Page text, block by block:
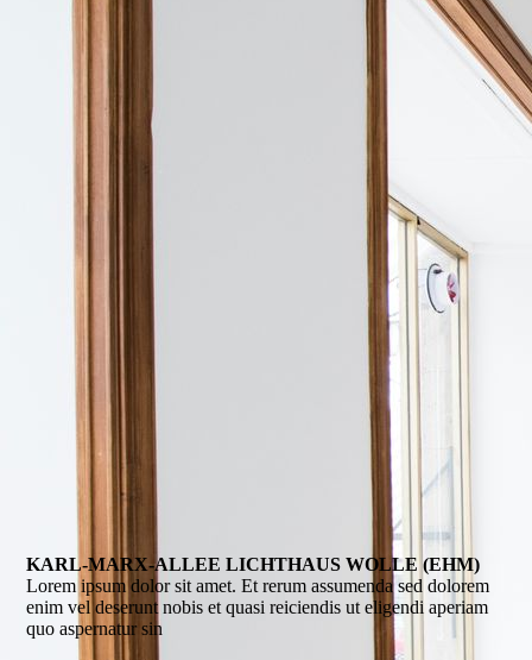
KARL-MARX-ALLEE LICHTHAUS WOLLE (EHM)
Lorem ipsum dolor sit amet. Et rerum assumenda sed dolorem
enim vel deserunt nobis et quasi reiciendis ut eligendi aperiam
quo aspernatur sin